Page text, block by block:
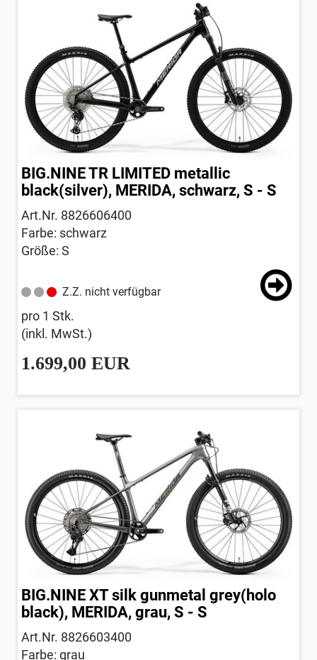
BIG.NINE TR LIMITED metallic
black(silver), MERIDA, schwarz, S - S
Art.Nr. 8826606400
Farbe: schwarz
Größe: S
Z.Z. nicht verfügbar
pro 1 Stk.
(inkl. MwSt.)
1.699,00 EUR
BIG.NINE XT silk gunmetal grey(holo
black), MERIDA, grau, S - S
Art.Nr. 8826603400
Farbe: grau